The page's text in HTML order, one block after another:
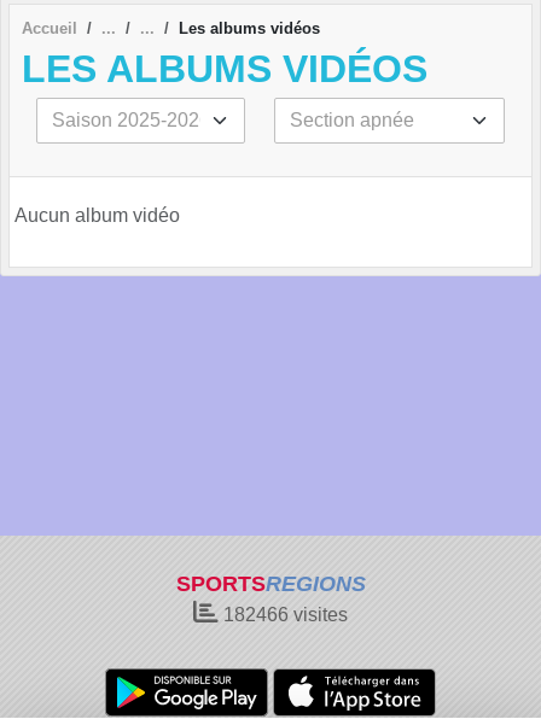
Accueil Les albums vidéos
LES ALBUMS VIDÉOS
Aucun album vidéo
SPORTSREGIONS
182466 visites